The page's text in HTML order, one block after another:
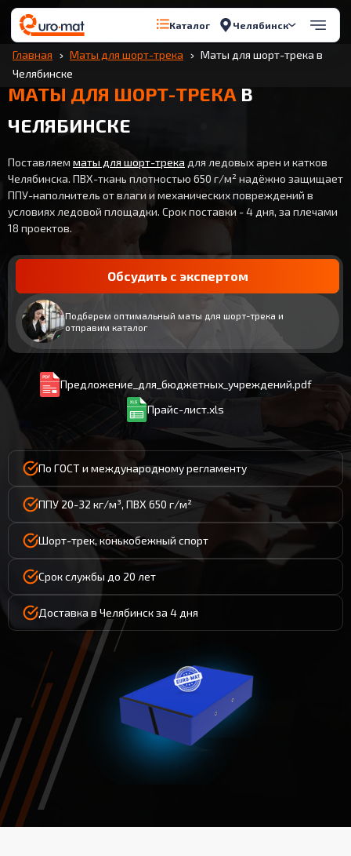
Каталог Челябинск
Главная Маты для шорт-трека
Маты для шорт-трека в
Челябинске
МАТЫ ДЛЯ ШОРТ-ТРЕКА В
ЧЕЛЯБИНСКЕ
Поставляем маты для шорт-трека для ледовых арен и катков
Челябинска. ПВХ-ткань плотностью 650 г/м² надёжно защищает
ППУ-наполнитель от влаги и механических повреждений в
условиях ледовой площадки. Срок поставки - 4 дня, за плечами
18 проектов.
Обсудить с экспертом
Подберем оптимальный маты для шорт-трека и
отправим каталог
Предложение_для_бюджетных_учреждений.pdf
Прайс-лист.xls
По ГОСТ и международному регламенту
ППУ 20-32 кг/м³, ПВХ 650 г/м²
Шорт-трек, конькобежный спорт
Срок службы до 20 лет
Доставка в Челябинск за 4 дня